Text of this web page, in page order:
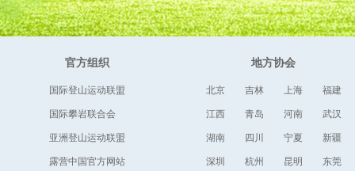
官方组织
国际登山运动联盟
国际攀岩联合会
亚洲登山运动联盟
露营中国官方网站
地方协会
北京 吉林 上海 福建
江西 青岛 河南 武汉
湖南 四川 宁夏 新疆
深圳 杭州 昆明 东莞